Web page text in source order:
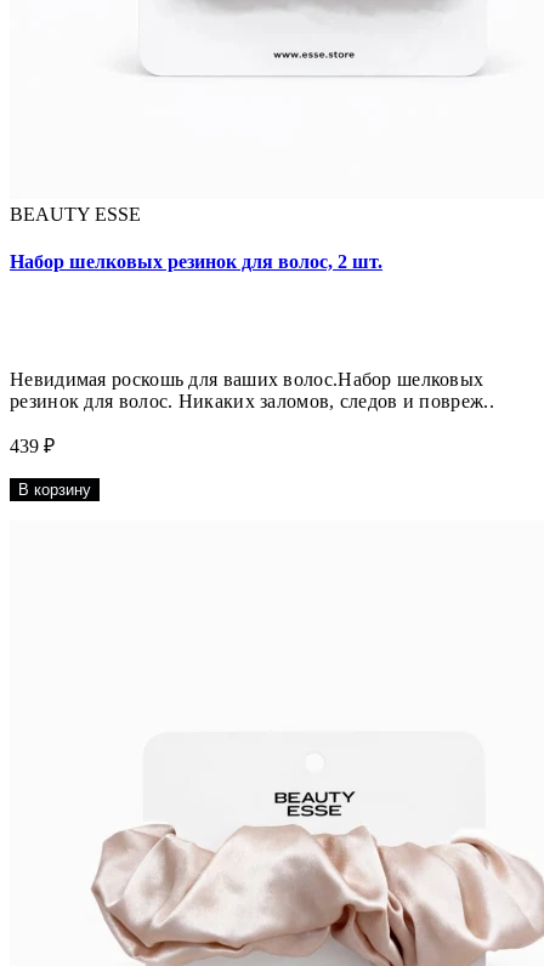
BEAUTY ESSE
Набор шелковых резинок для волос, 2 шт.
Невидимая роскошь для ваших волос.Набор шелковых
резинок для волос. Никаких заломов, следов и повреж..
439 ₽
В корзину